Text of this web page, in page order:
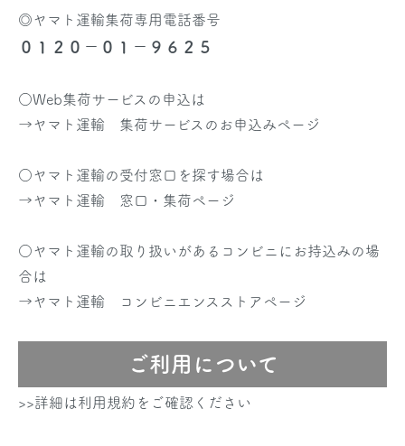
◎ヤマト運輸集荷専用電話番号
０１２０－０１－９６２５
○Web集荷サービスの申込は
→ヤマト運輸 集荷サービスのお申込みページ
○ヤマト運輸の受付窓口を探す場合は
→ヤマト運輸 窓口・集荷ページ
○ヤマト運輸の取り扱いがあるコンビニにお持込みの場
合は
→ヤマト運輸 コンビニエンスストアページ
ご利用について
>>詳細は利用規約をご確認ください